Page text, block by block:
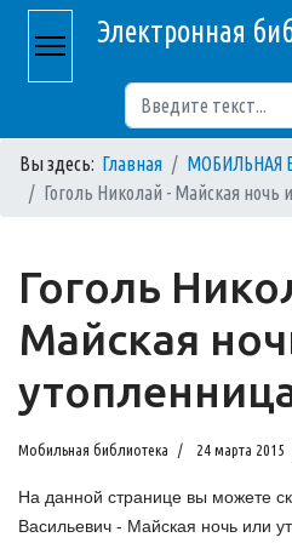
Электронная
Вы здесь: Главная
МОБИЛЬНАЯ
Гоголь Николай - Майская ночь
Гоголь
Майская
Мобильная библиотека 24 марта 2015
На данной странице вы можете
Васильевич - Майская ночь или